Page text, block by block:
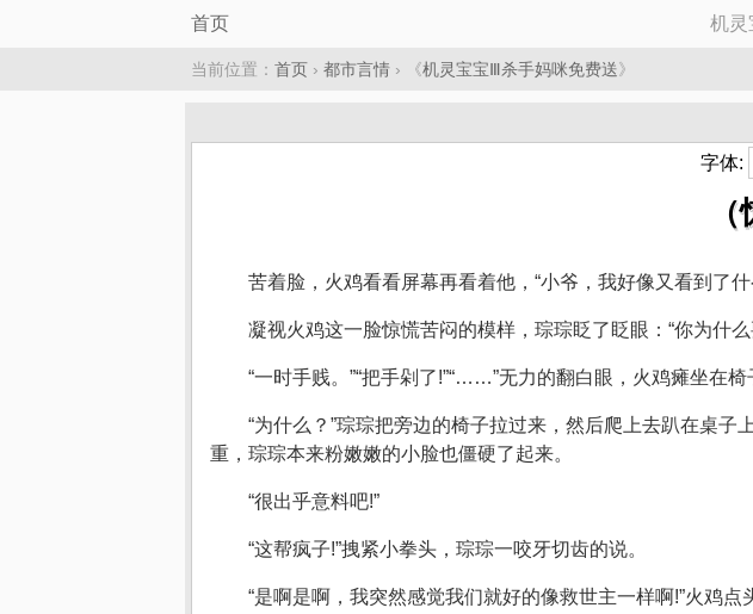
首页 机灵
当前位置： 首页 › 都市言情 › 《机灵宝宝Ⅲ杀手妈咪免费送》
字体:
苦着脸，火鸡看看屏幕再看着他，“小爷，我好像又看到了
凝视火鸡这一脸惊慌苦闷的模样，琮琮眨了眨眼：“你为什么
“一时手贱。”“把手剁了!”“……”无力的翻白眼，火鸡瘫坐在
“为什么？”琮琮把旁边的椅子拉过来，然后爬上去趴在桌
重，琮琮本来粉嫩嫩的小脸也僵硬了起来。
“很出乎意料吧!”
“这帮疯子!”拽紧小拳头，琮琮一咬牙切齿的说。
“是啊是啊，我突然感觉我们就好的像救世主一样啊!”火鸡